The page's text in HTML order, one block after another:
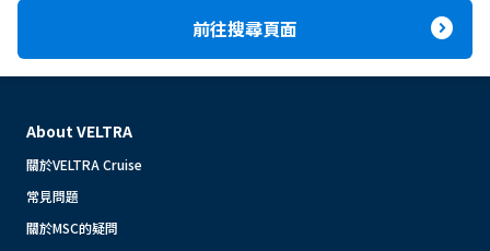
前往搜尋頁面 expand_circle_right
About VELTRA
關於VELTRA Cruise
常見問題
關於MSC的疑問